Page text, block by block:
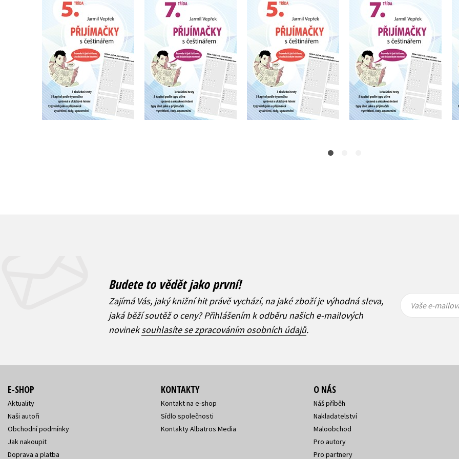
češtinářem – 5. třída
Jarmil Vepřek
Do košíku
229 Kč
183 Kč
češtinářem – 7. třída
Jarmil Vepřek
Do košíku
229 Kč
183 Kč
češtinářem – 5. třída
Jarmil Vepřek
Do košíku
219 Kč
175 Kč
češtinářem – 7. třída
Jarmil Vepřek
Do košíku
219 Kč
175 Kč
Budete to vědět jako první!
Zajímá Vás, jaký knižní hit právě vychází, na jaké zboží je výhodná sleva,
jaká běží soutěž o ceny? Přihlášením k odběru našich e-mailových
novineksouhlasíte se zpracováním osobních údajů.
mailová
mailová
Vaše e-
E-SHOP
Aktuality
Naši autoři
Obchodní podmínky
Jak nakoupit
Doprava a platba
KONTAKTY
Kontakt na e-shop
Sídlo společnosti
Kontakty Albatros Media
O NÁS
Náš příběh
Nakladatelství
Maloobchod
Pro autory
Pro partnery